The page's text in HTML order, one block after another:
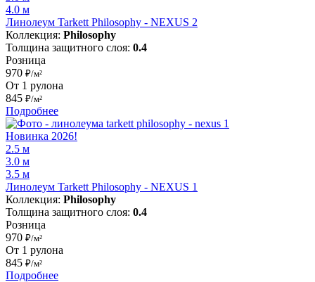
4.0 м
Линолеум Tarkett Philosophy - NEXUS 2
Коллекция: Philosophy
Толщина защитного слоя: 0.4
Розница
970 ₽/м²
От 1 рулона
845 ₽/м²
Подробнее
Новинка 2026!
2.5 м
3.0 м
3.5 м
Линолеум Tarkett Philosophy - NEXUS 1
Коллекция: Philosophy
Толщина защитного слоя: 0.4
Розница
970 ₽/м²
От 1 рулона
845 ₽/м²
Подробнее